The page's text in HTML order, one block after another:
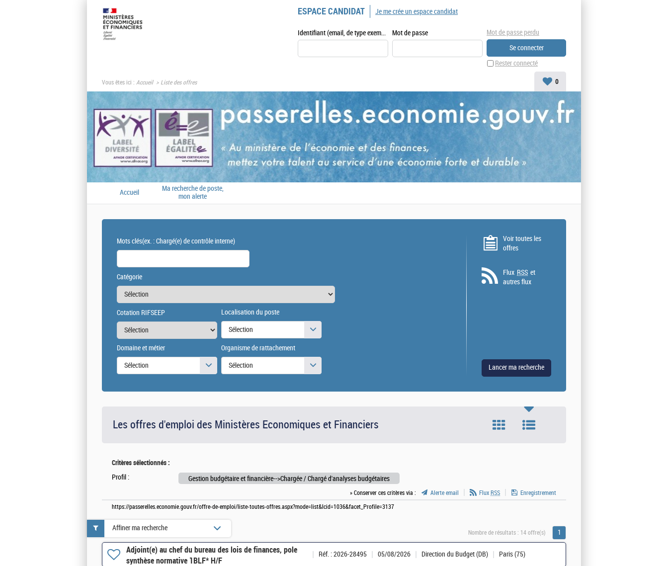
ESPACE CANDIDAT
Identifiant (email, de type exemple@exemple.fr) Mot de passe
Rester connecté
Mot de passe perdu
Je me crée un espace candidat
Vous êtes ici : Accueil Liste des offres 0
Accueil
Ma recherche de poste,
mon alerte
Mots clés(ex. : Chargé(e) de contrôle interne)
Catégorie
Cotation RIFSEEP Localisation du poste
Sélection
Domaine et métier
Sélection
Organisme de rattachement
Sélection
Voir toutes les
offres
Flux RSS et
autres flux
Les offres d'emploi des Ministères Economiques et Financiers
Critères sélectionnés :
Profil : Gestion budgétaire et financière-->Chargée / Chargé d'analyses budgétaires
» Conserver ces critères via : Alerte email Flux RSS
Enregistrement
https://passerelles.economie.gouv.fr/offre-de-emploi/liste-toutes-offres.aspx?mode=list&lcid=1036&facet_Profile=3137
Nombre de résultats : 14 offre(s) 1
Adjoint(e) au chef du bureau des lois de finances, pole
synthèse normative 1BLF* H/F
Réf. : 2026-28495 05/08/2026 Direction du Budget (DB) Paris (75)
Affiner ma recherche